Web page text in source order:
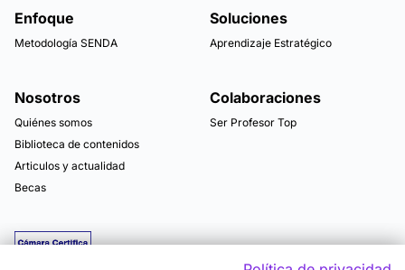
Enfoque
Metodología SENDA
Soluciones
Aprendizaje Estratégico
Nosotros
Quiénes somos
Biblioteca de contenidos
Articulos y actualidad
Becas
Colaboraciones
Ser Profesor Top